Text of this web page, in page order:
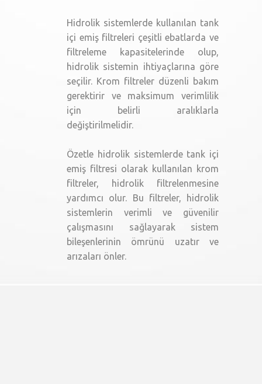
Hidrolik sistemlerde kullanılan tank
içi emiş filtreleri çeşitli ebatlarda ve
filtreleme kapasitelerinde olup,
hidrolik sistemin ihtiyaçlarına göre
seçilir. Krom filtreler düzenli bakım
gerektirir ve maksimum verimlilik
için belirli aralıklarla
değiştirilmelidir.
Özetle hidrolik sistemlerde tank içi
emiş filtresi olarak kullanılan krom
filtreler, hidrolik filtrelenmesine
yardımcı olur. Bu filtreler, hidrolik
sistemlerin verimli ve güvenilir
çalışmasını sağlayarak sistem
bileşenlerinin ömrünü uzatır ve
arızaları önler.